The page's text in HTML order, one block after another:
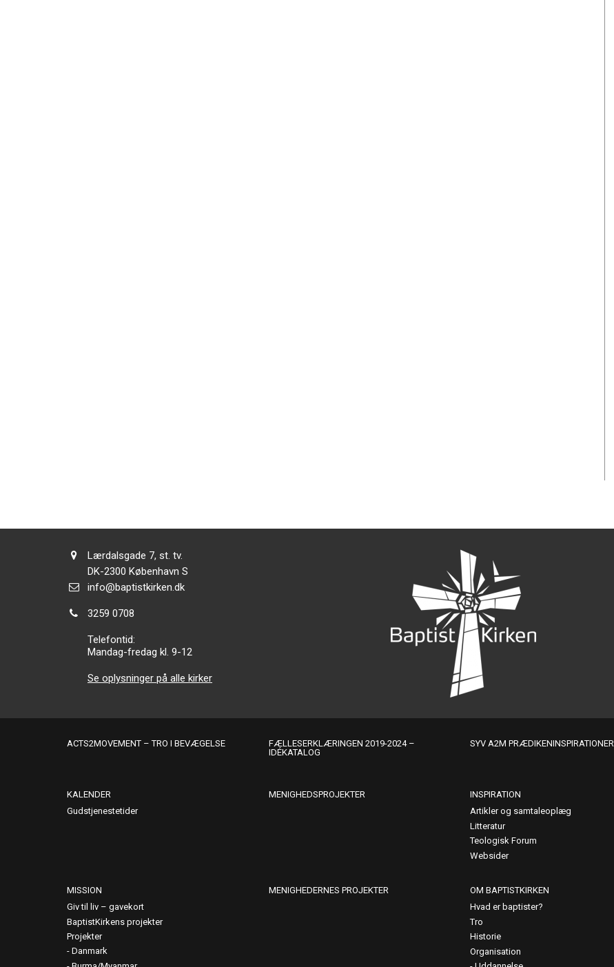
Adresse:
Lærdalsgade 7, st. tv.
Adresse:
DK-2300 København S
Send
info@baptistkirken.dk
Tlf.:
3259 0708
Telefontid:
Mandag-fredag kl. 9-12
Se oplysninger på alle kirker
ACTS2MOVEMENT – TRO I BEVÆGELSE
FÆLLESERKLÆRINGEN 2019-2024 –
IDÉKATALOG
SYV A2M PRÆDIKENINSPIRATIONER
KALENDER
Gudstjenestetider
MENIGHEDSPROJEKTER
INSPIRATION
Artikler og samtaleoplæg
Litteratur
Teologisk Forum
Websider
MISSION
Giv til liv – gavekort
BaptistKirkens projekter
Projekter
Danmark
MENIGHEDERNES PROJEKTER
OM BAPTISTKIRKEN
Hvad er baptister?
Tro
Historie
Organisation